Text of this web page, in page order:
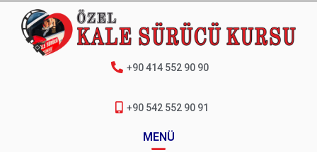
+90 414 552 90 90
+90 542 552 90 91
MENÜ